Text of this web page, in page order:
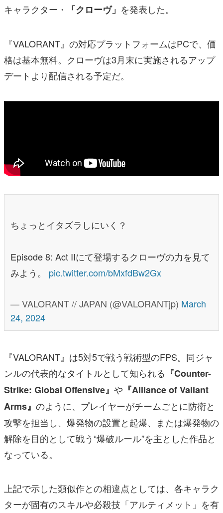
キャラクター・
「クローヴ」 を発表した。
『VALORANT』の対応プラットフォームはPCで、価
格は基本無料。クローヴは3月末に実施されるアップ
デートより配信される予定だ。
ちょっとイタズラしにいく？
Episode 8: Act IIにて登場するクローヴの力を見て
みよう。 pic.twitter.com/bMxfdBw2Gx
— VALORANT // JAPAN (@VALORANTjp) March
24, 2024
『VALORANT』は5対5で戦う戦術型のFPS。同ジャ
ンルの代表的なタイトルとして知られる 『Counter-
Strike: Global Offensive』 や 『Alliance of Valiant
Arms』 のように、プレイヤーがチームごとに防衛と
攻撃を担当し、爆発物の設置と起爆、または爆発物の
解除を目的として戦う“爆破ルール”を主とした作品と
なっている。
上記で示した類似作との相違点としては、各キャラク
ターが固有のスキルや必殺技「アルティメット」を有